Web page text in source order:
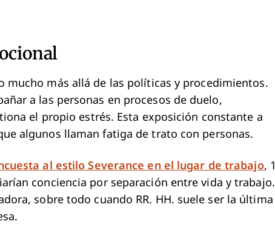
mucho más allá de las políticas y procedimientos.
a las personas en procesos de duelo,
el propio estrés. Esta exposición constante a
algunos llaman fatiga de trato con personas.
al estilo Severance en el lugar de trabajo, 1
conciencia por separación entre vida y trabajo.
sobre todo cuando RR. HH. suele ser la última